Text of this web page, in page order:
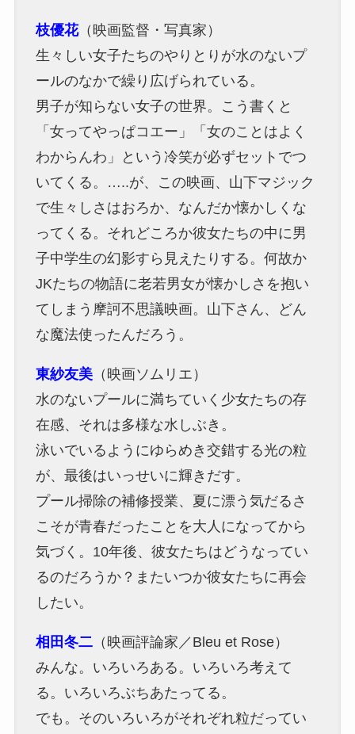
枝優花（映画監督・写真家）
生々しい女子たちのやりとりが水のないプ
ールのなかで繰り広げられている。
男子が知らない女子の世界。こう書くと
「女ってやっぱコエー」「女のことはよく
わからんわ」という冷笑が必ずセットでつ
いてくる。…..が、この映画、山下マジック
で生々しさはおろか、なんだか懐かしくな
ってくる。それどころか彼女たちの中に男
子中学生の幻影すら見えたりする。何故か
JKたちの物語に老若男女が懐かしさを抱い
てしまう摩訶不思議映画。山下さん、どん
な魔法使ったんだろう。
東紗友美（映画ソムリエ）
水のないプールに満ちていく少女たちの存
在感、それは多様な水しぶき。
泳いでいるようにゆらめき交錯する光の粒
が、最後はいっせいに輝きだす。
プール掃除の補修授業、夏に漂う気だるさ
こそが青春だったことを大人になってから
気づく。10年後、彼女たちはどうなってい
るのだろうか？またいつか彼女たちに再会
したい。
相田冬二（映画評論家／Bleu et Rose）
みんな。いろいろある。いろいろ考えて
る。いろいろぶちあたってる。
でも。そのいろいろがそれぞれ粒だってい